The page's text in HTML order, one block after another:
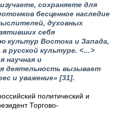
сохраняете для
бесценное наследие
духовных
себя
культур Востока и Запада,
русской культуре. <…>
научная и
деятельность вызывает
и уважение» [31].
политический и
Торгово-